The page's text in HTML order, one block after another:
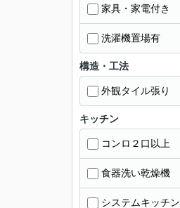
家具・家電付き
洗濯機置場有
構造・工法
外観タイル張り
キッチン
コンロ２口以上
食器洗い乾燥機
システムキッチン